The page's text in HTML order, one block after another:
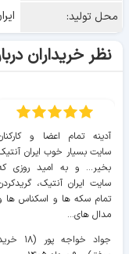
محل تولید:
نظر خریداران
آدینه تمام اعضا و
سایت بسیار خوب ايران
بخیر... و به امید روزی
سایت ايران آنتیک،
تمام سکه ها و اسکناس ها
مدال های...
جواد خواجه پور